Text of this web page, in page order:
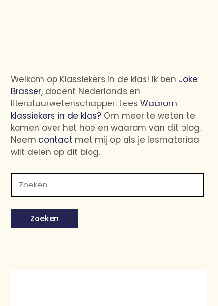
Welkom op Klassiekers in de klas! Ik ben Joke
Brasser, docent Nederlands en
literatuurwetenschapper. LeesWaarom
klassiekers in de klas? Om meer te weten te
komen over het hoe en waarom van dit blog.
Neem contact met mij op als je lesmateriaal
wilt delen op dit blog.
naar: